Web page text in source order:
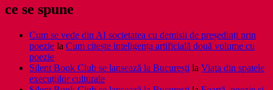
ce se spune
Cum se vede din AI societatea cu demisii de președinți prin
poezie la Cum citește inteligența artificială două volume cu
poezie
Silent Book Club se lansează la București la Viaţa din spatele
execuţiilor culturale